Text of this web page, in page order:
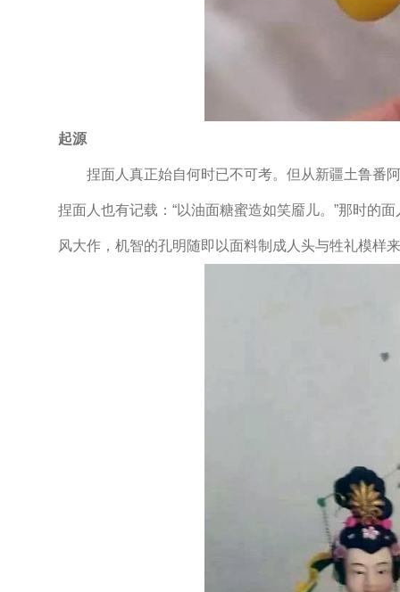
起源
捏面人真正始自何时已不可考。但从新疆土鲁番阿
捏面人也有记载：“以油面糖蜜造如笑靥儿。”那时的
风大作，机智的孔明随即以面料制成人头与牲礼模样